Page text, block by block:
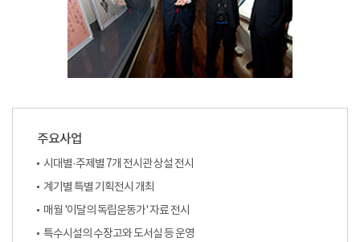
주요사업
시대별·주제별 7개 전시관 상설 전시
계기별 특별 기획전시 개최
매월 '이달의 독립운동가' 자료 전시
특수시설의 수장고와 도서실 등 운영